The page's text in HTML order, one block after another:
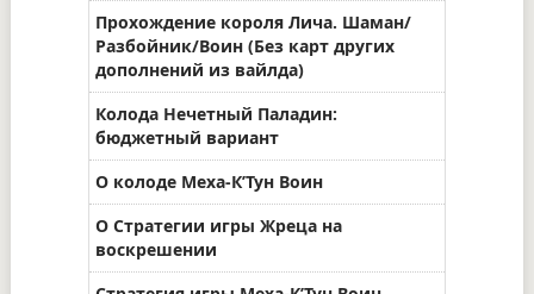
Прохождение короля Лича. Шаман/
Разбойник/Воин (Без карт других
дополнений из вайлда)
Колода Нечетный Паладин:
бюджетный вариант
О колоде Меха-К’Тун Воин
О Стратегии игры Жреца на
воскрешении